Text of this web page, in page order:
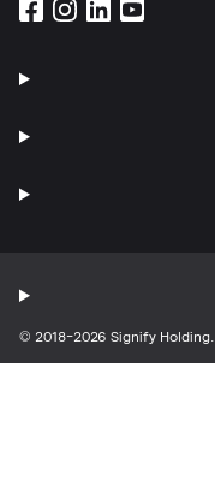
© 2018-2026 Signify